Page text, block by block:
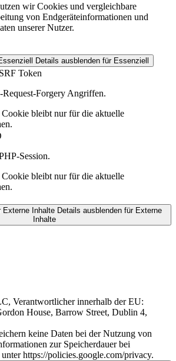
wir Cookies und vergleichbare
von Endgeräteinformationen und
unserer Nutzer.
Details ausblenden für Essenziell
Token
Request-Forgery Angriffen.
Cookie bleibt nur für die aktuelle
Session.
Cookie bleibt nur für die aktuelle
Inhalte Details ausblendenfür Externe
Inhalte
Verantwortlicher innerhalb der EU:
House, Barrow Street, Dublin 4,
keine Daten bei der Nutzung von
zur Speicherdauer bei
https://policies.google.com/privacy.